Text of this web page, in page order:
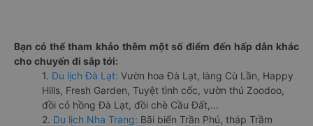
Bạn có thể tham khảo thêm một số điểm đến hấp dẫn khác
cho chuyến đi sắp tới:
1. Du lịch Đà Lạt: Vườn hoa Đà Lạt, làng Cù Lần, Happy
Hills, Fresh Garden, Tuyệt tình cốc, vườn thú Zoodoo,
đồi cỏ hồng Đà Lạt, đồi chè Cầu Đất,...
2. Du lịch Nha Trang: Bãi biển Trần Phú, tháp Trầm